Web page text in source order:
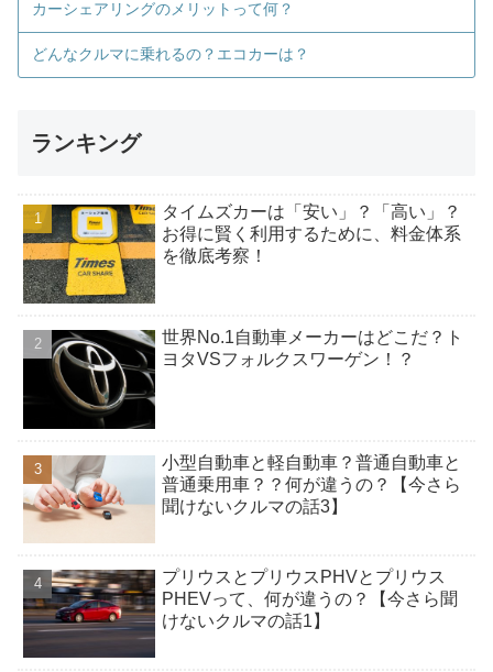
カーシェアリングのメリットって何？
どんなクルマに乗れるの？エコカーは？
ランキング
タイムズカーは「安い」？「高い」？
お得に賢く利用するために、料金体系
を徹底考察！
世界No.1自動車メーカーはどこだ？ト
ヨタVSフォルクスワーゲン！？
小型自動車と軽自動車？普通自動車と
普通乗用車？？何が違うの？【今さら
聞けないクルマの話3】
プリウスとプリウスPHVとプリウス
PHEVって、何が違うの？【今さら聞
けないクルマの話1】